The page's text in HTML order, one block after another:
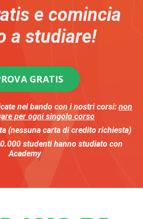
e comincia
a studiare!
GRATIS
nel bando con i nostri corsi: non
per ogni singolo corso
(nessuna carta di credito richiesta)
studentihanno studiato con
Academy